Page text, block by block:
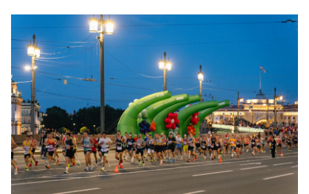
Выставки
Пресс-
релизы
О
Metro
Стримы
Спецпроекты
Звезды
Выборы
2026
Скачай